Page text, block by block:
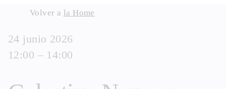
content
Volver a la Home
24 junio 2026
12:00 – 14:00